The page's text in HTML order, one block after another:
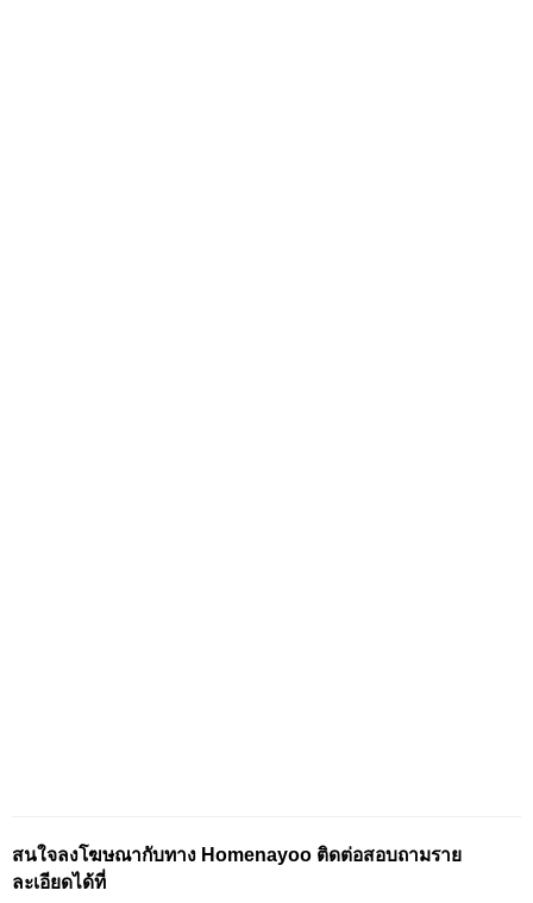
สนใจลงโฆษณากับทาง Homenayoo ติดต่อสอบถามราย
ละเอียดได้ที่